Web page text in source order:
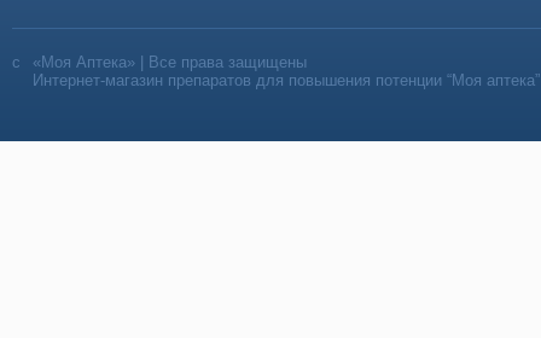
«Моя Аптека» | Все права защищены
Интернет-магазин препаратов для повышения потенции “Моя